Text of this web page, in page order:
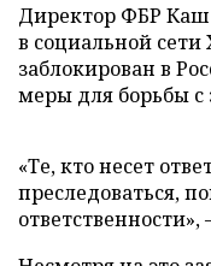
Директор ФБР Каш
в социальной
заблокирован в
меры для борьбы с
«Те, кто несет
преследоваться,